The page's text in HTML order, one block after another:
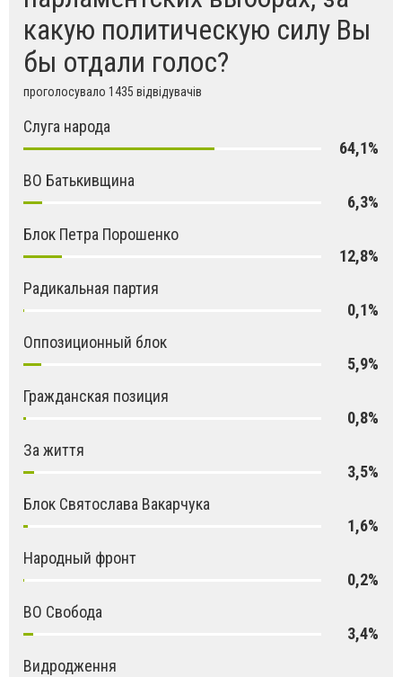
какую политическую силу Вы
бы отдали голос?
проголосувало 1435 відвідувачів
Слуга народа
64,1%
ВО Батькивщина
6,3%
Блок Петра Порошенко
12,8%
Радикальная партия
0,1%
Оппозиционный блок
5,9%
Гражданская позиция
0,8%
За життя
3,5%
Блок Святослава Вакарчука
1,6%
Народный фронт
0,2%
ВО Свобода
3,4%
Видродження